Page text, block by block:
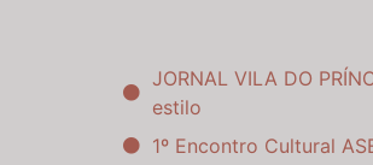
JORNAL VILA DO
estilo
1º Encontro Cultural